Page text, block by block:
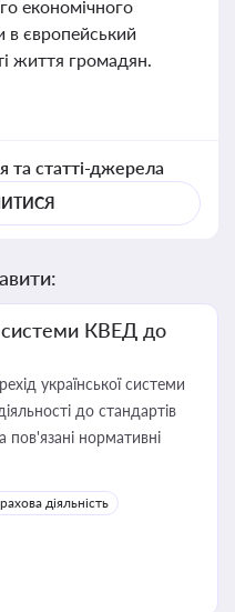
економічного
в європейський
життя громадян.
та статті-джерела
системи КВЕД до
української системи
до стандартів
нормативні
діяльність